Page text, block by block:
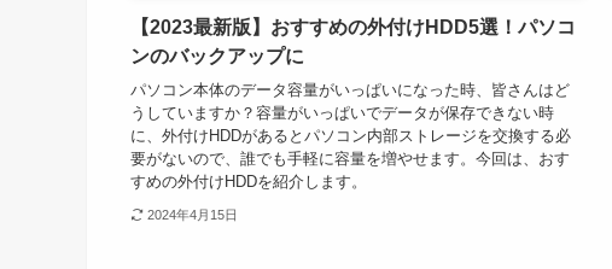
【2023最新版】おすすめの外付けHDD5選！パソコ
ンのバックアップに
パソコン本体のデータ容量がいっぱいになった時、皆さんはど
うしていますか？容量がいっぱいでデータが保存できない時
に、外付けHDDがあるとパソコン内部ストレージを交換する必
要がないので、誰でも手軽に容量を増やせます。今回は、おす
すめの外付けHDDを紹介します。
2024年4月15日